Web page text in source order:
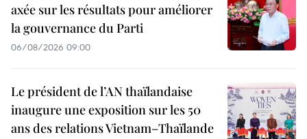
axée sur les résultats pour améliorer
la gouvernance du Parti
06/08/2026 09:00
Le président de l’AN thaïlandaise
inaugure une exposition sur les 50
ans des relations Vietnam–Thaïlande